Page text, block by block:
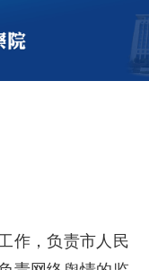
，负责市人民